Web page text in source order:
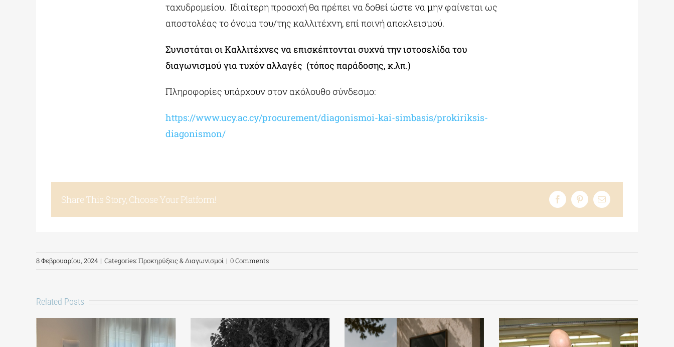
ταχυδρομείου. Ιδιαίτερη προσοχή θα πρέπει να δοθεί ώστε να μην φαίνεται ως
αποστολέας το όνομα του/της καλλιτέχνη, επί ποινή αποκλεισμού.
Συνιστάται οι Καλλιτέχνες να επισκέπτονται συχνά την ιστοσελίδα του
διαγωνισμού για τυχόν αλλαγές (τόπος παράδοσης, κ.λπ.)
Πληροφορίες υπάρχουν στον ακόλουθο σύνδεσμο:
https://www.ucy.ac.cy/procurement/diagonismoi-kai-simbasis/prokiriksis-
diagonismon/
Share This Story, Choose Your Platform!
8 Φεβρουαρίου, 2024 | Categories:Προκηρύξεις & Διαγωνισμοί | 0 Comments
Related Posts